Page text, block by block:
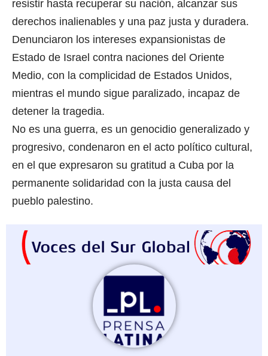
resistir hasta recuperar su nación, alcanzar sus
derechos inalienables y una paz justa y duradera.
Denunciaron los intereses expansionistas de
Estado de Israel contra naciones del Oriente
Medio, con la complicidad de Estados Unidos,
mientras el mundo sigue paralizado, incapaz de
detener la tragedia.
No es una guerra, es un genocidio generalizado y
progresivo, condenaron en el acto político cultural,
en el que expresaron su gratitud a Cuba por la
permanente solidaridad con la justa causa del
pueblo palestino.